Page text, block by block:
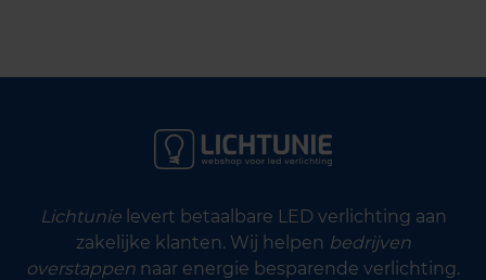
Lichtunielevert betaalbare LED verlichting aan
zakelijke klanten. Wij helpen bedrijven
overstappen naar energie besparende verlichting.